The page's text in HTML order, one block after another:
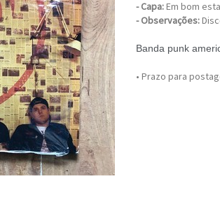
- Capa:Em bom
- Observações:
Banda punk
• Prazo para